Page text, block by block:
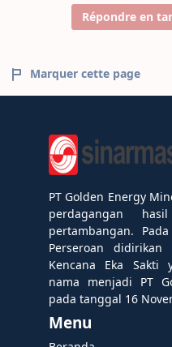
Répondre en
Marquer cette page
PT Golden Energy
perdagangan
pertambangan.
Perseroan
Kencana Eka Sakti
nama menjadi PT
pada tanggal 16
Menu